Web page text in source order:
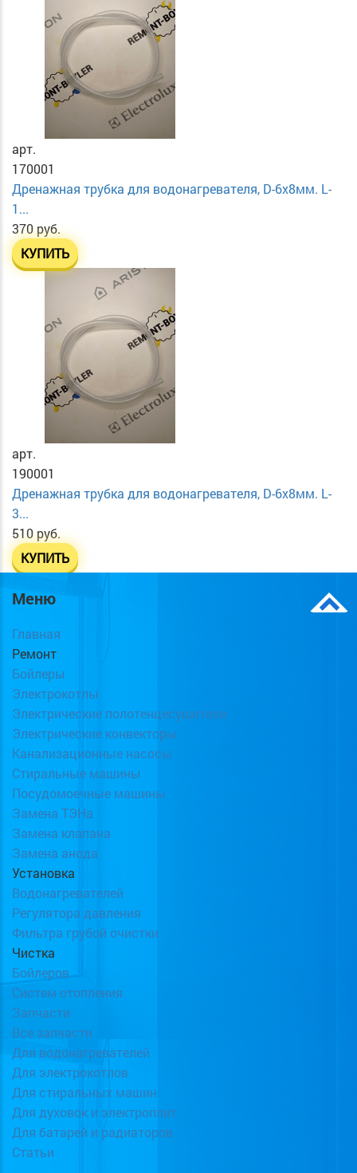
арт.
170001
Дренажная трубка для водонагревателя, D-6х8мм. L-
1...
370 руб.
КУПИТЬ
арт.
190001
Дренажная трубка для водонагревателя, D-6х8мм. L-
3...
510 руб.
КУПИТЬ
Меню
Главная
Ремонт
Бойлеры
Электрокотлы
Электрические полотенцесушители
Электрические конвекторы
Канализационные насосы
Стиральные машины
Посудомоечные машины
Замена ТЭНа
Замена клапана
Замена анода
Установка
Водонагревателей
Регулятора давления
Фильтра грубой очистки
Чистка
Бойлеров
Систем отопления
Запчасти
Все запчасти
Для водонагревателей
Для электрокотлов
Для стиральных машин
Для духовок и электроплит
Для батарей и радиаторов
Статьи